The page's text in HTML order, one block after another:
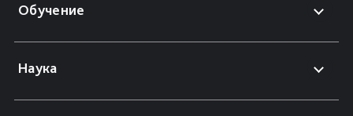
Обучение
Наука